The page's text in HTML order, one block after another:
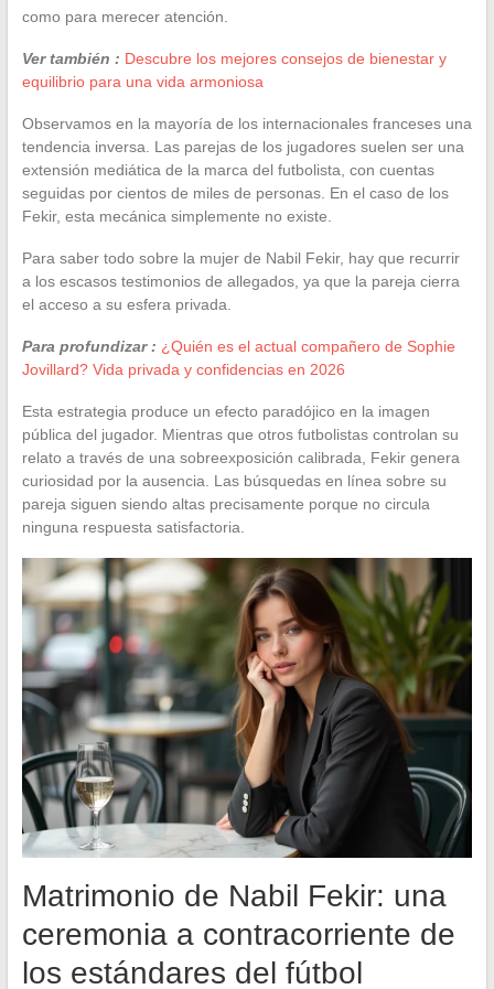
como para merecer atención.
Ver también : Descubre los mejores consejos de bienestar y
equilibrio para una vida armoniosa
Observamos en la mayoría de los internacionales franceses una
tendencia inversa. Las parejas de los jugadores suelen ser una
extensión mediática de la marca del futbolista, con cuentas
seguidas por cientos de miles de personas. En el caso de los
Fekir, esta mecánica simplemente no existe.
Para saber todo sobre la mujer de Nabil Fekir, hay que recurrir
a los escasos testimonios de allegados, ya que la pareja cierra
el acceso a su esfera privada.
Para profundizar : ¿Quién es el actual compañero de Sophie
Jovillard? Vida privada y confidencias en 2026
Esta estrategia produce un efecto paradójico en la imagen
pública del jugador. Mientras que otros futbolistas controlan su
relato a través de una sobreexposición calibrada, Fekir genera
curiosidad por la ausencia. Las búsquedas en línea sobre su
pareja siguen siendo altas precisamente porque no circula
ninguna respuesta satisfactoria.
Matrimonio de Nabil Fekir: una
ceremonia a contracorriente de
los estándares del fútbol